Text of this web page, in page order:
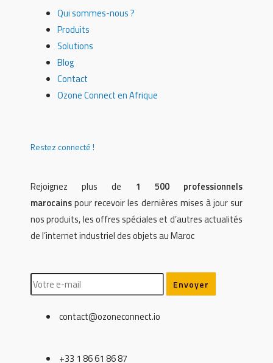
Qui sommes-nous ?
Produits
Solutions
Blog
Contact
Ozone Connect en Afrique
Restez connecté !
Rejoignez plus de 1 500 professionnels
marocainspour recevoir les dernières mises à jour sur
nos produits, les offres spéciales et d’autres actualités
de l’internet industriel des objets au Maroc
contact@ozoneconnect.io
+33 1 86 61 86 87